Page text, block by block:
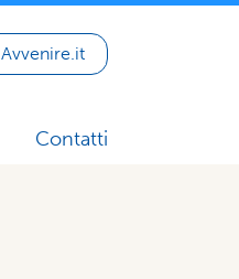
Avvenire.it
Contatti